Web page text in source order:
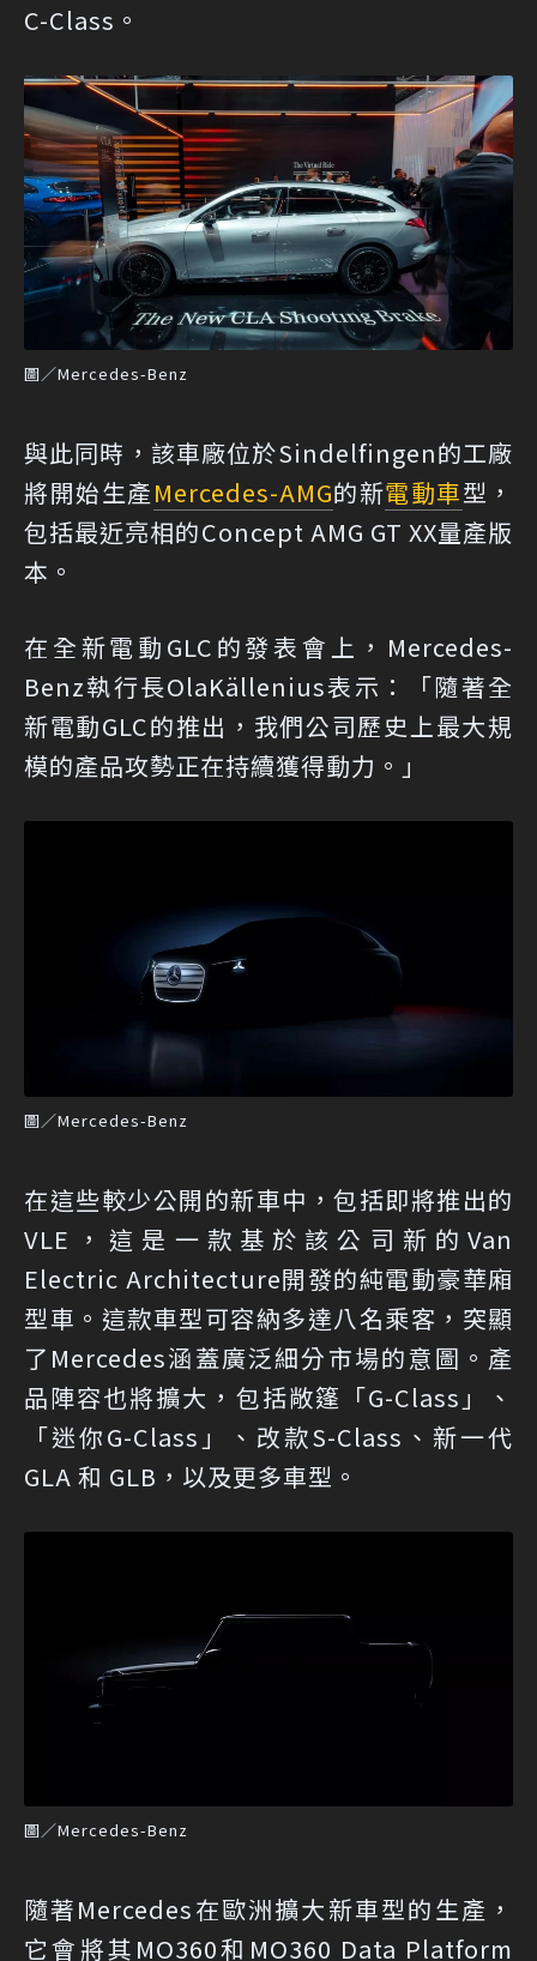
C-Class。
圖／Mercedes-Benz
與此同時，該車廠位於Sindelfingen的工廠
將開始生產Mercedes-AMG的新電動車型，
包括最近亮相的Concept AMG GT XX量產版
本。
在全新電動GLC的發表會上，Mercedes-
Benz執行長OlaKällenius表示：「隨著全
新電動GLC的推出，我們公司歷史上最大規
模的產品攻勢正在持續獲得動力。」
圖／Mercedes-Benz
在這些較少公開的新車中，包括即將推出的
VLE，這是一款基於該公司新的Van
Electric Architecture開發的純電動豪華廂
型車。這款車型可容納多達八名乘客，突顯
了Mercedes涵蓋廣泛細分市場的意圖。產
品陣容也將擴大，包括敞篷「G-Class」、
「迷你G-Class」、改款S-Class、新一代
GLA 和 GLB，以及更多車型。
圖／Mercedes-Benz
隨著Mercedes在歐洲擴大新車型的生產，
它會將其MO360和MO360 Data Platform